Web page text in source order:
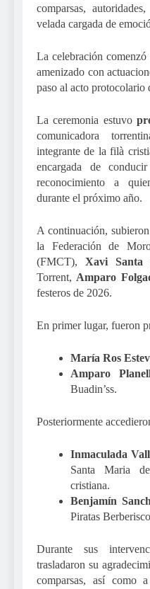
comparsas,
velada cargada de
La celebración
amenizado con
paso al acto protocolario
La ceremonia estuvo
comunicadora
integrante de la filà
encargada de
reconocimiento a
durante el próximo año.
A continuación,
la Federación de
(FMCT),Xavi Santa
Torrent,Amparo
festeros de 2026.
En primer lugar, fueron
María Ros
Amparo
Buadin’ss.
Posteriormente
Inmaculada
Santa Maria
cristiana.
Benjamín
Piratas
Durante sus
trasladaron su
comparsas, así como